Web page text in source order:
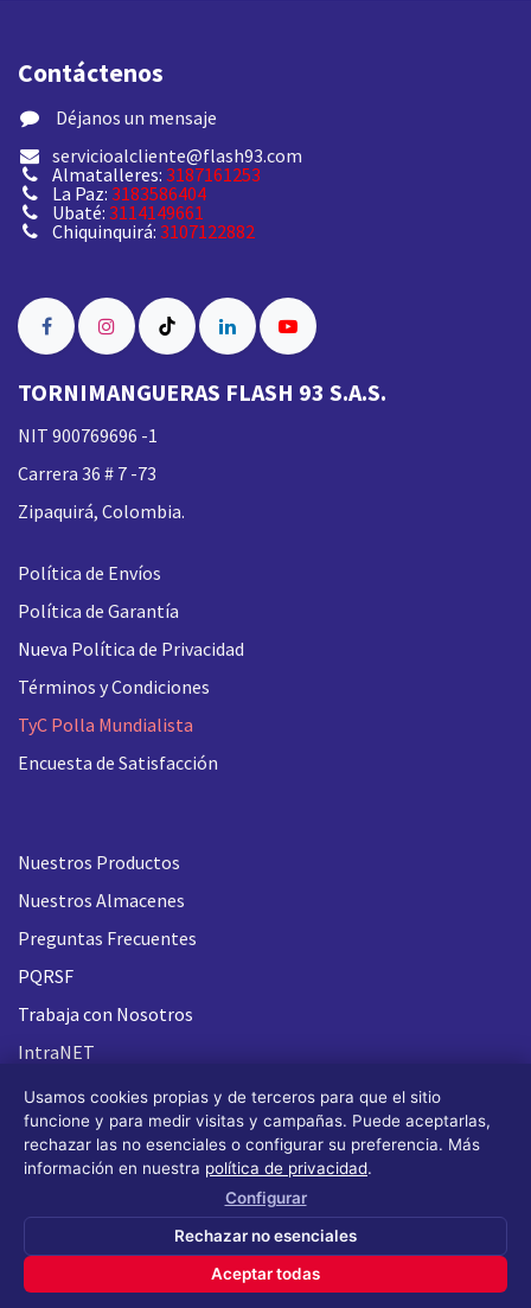
Contáctenos
​ Déjanos un mensaje
servicioalcliente@flash93.com
Almatalleres: 3187161253
La Paz: 3183586404
Ubaté: 3114149661
Chiquinquirá: 3107122882
TORNIMANGUERAS FLASH 93 S.A.S.
NIT 900769696 -1
Carrera 36 # 7 -73
Zipaquirá, Colombia.
Política de Envíos
Política de Garantía
Nueva Política de Privacidad
Términos y Condiciones
TyC Polla Mundialista
Encuesta de Satisfacción
Nuestros Productos
Nuestros Almacenes
Preguntas Frecuentes
PQRSF
Trabaja con Nosotros
IntraNET
Todos los derechos reservados FLASH 93
Usamos cookies propias y de terceros para que el sitio
funcione y para medir visitas y campañas. Puede aceptarlas,
rechazar las no esenciales o configurar su preferencia. Más
información en nuestra política de privacidad.
Configurar
Rechazar no esenciales
Aceptar todas